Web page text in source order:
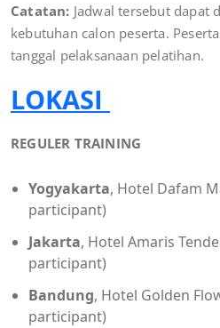
Catatan: Jadwal tersebut dapat
kebutuhan calon peserta.
tanggal pelaksanaan pelatihan.
LOKASI
REGULER TRAINING
Yogyakarta, Hotel Dafam
participant)
Jakarta, Hotel Amaris
participant)
Bandung, Hotel Golden
participant)